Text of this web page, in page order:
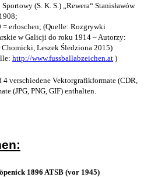
(S. K. S.) „Rewera“ Stanisławów
= erloschen; (Quelle: Rozgrywki
w Galicji do roku 1914 – Autorzy:
Chomicki, Leszek Śledziona 2015)
http://www.fussballabzeichen.at )
verschiedene Vektorgrafikformate (CDR,
(JPG, PNG, GIF) enthalten.
1896 ATSB (vor 1945)